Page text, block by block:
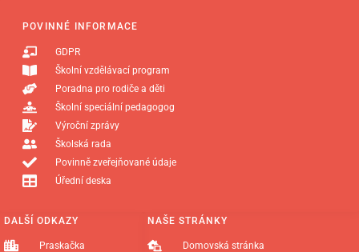
NAŠE STRÁNKY
Domovská stránka
DALŠÍ ODKAZY
Praskačka
POVINNÉ INFORMACE
GDPR
Školní vzdělávací program
Poradna pro rodiče a děti
Školní speciální pedagogog
Výroční zprávy
Školská rada
Povinně zveřejňované údaje
Úřední deska